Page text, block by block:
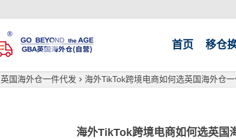
首页 移仓
英国海外仓一件代发 海外TikTok跨境电商如何选英国海外仓一
海外TikTok跨境电商如何选英国